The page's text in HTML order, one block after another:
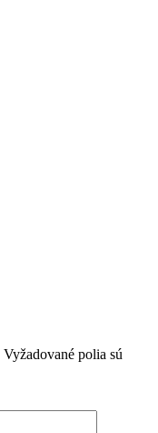
Vyžadované polia sú